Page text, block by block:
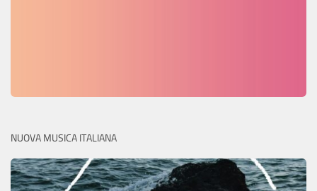
NUOVA MUSICA ITALIANA